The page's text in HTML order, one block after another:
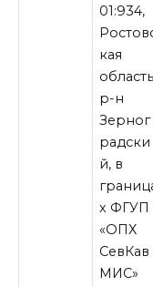
01:934,
кая
р-н
Зерног
радски
й, в
х ФГУП
«ОПХ
СевКав
МИС»